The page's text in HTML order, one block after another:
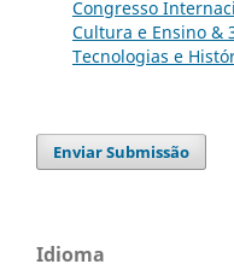
Congresso
Cultura e Ensino &
Tecnologias e
Enviar Submissão
Idioma